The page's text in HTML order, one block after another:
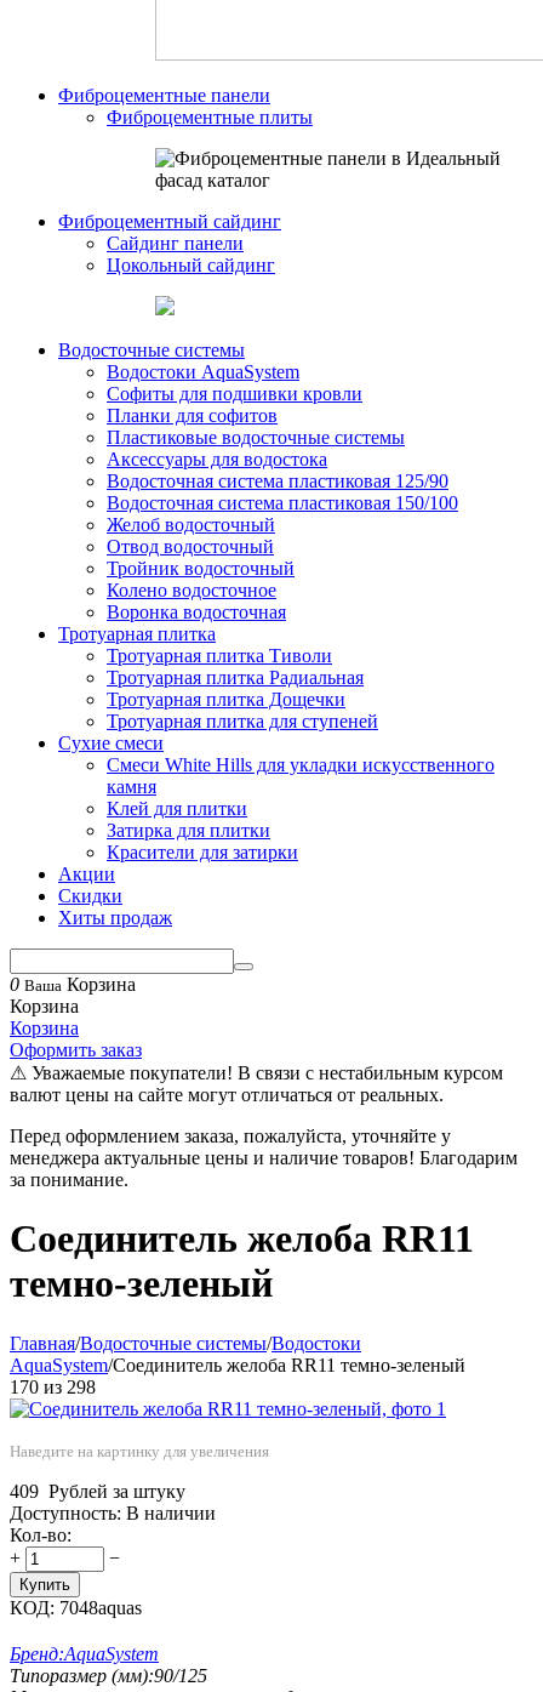
Фиброцементные панели
Фиброцементные плиты
Фиброцементный сайдинг
Сайдинг панели
Цокольный сайдинг
Водосточные системы
Водостоки AquaSystem
Софиты для подшивки кровли
Планки для софитов
Пластиковые водосточные системы
Аксессуары для водостока
Водосточная система пластиковая 125/90
Водосточная система пластиковая 150/100
Желоб водосточный
Отвод водосточный
Тройник водосточный
Колено водосточное
Воронка водосточная
Тротуарная плитка
Тротуарная плитка Тиволи
Тротуарная плитка Радиальная
Тротуарная плитка Дощечки
Тротуарная плитка для ступеней
Сухие смеси
Смеси White Hills для укладки искусственного
камня
Клей для плитки
Затирка для плитки
Красители для затирки
Акции
Скидки
Хиты продаж
0 Ваша Корзина
Корзина
Корзина
Оформить заказ
⚠ Уважаемые покупатели! В связи с нестабильным курсом
валют цены на сайте могут отличаться от реальных.
Перед оформлением заказа, пожалуйста, уточняйте у
менеджера актуальные цены и наличие товаров! Благодарим
за понимание.
Соединитель желоба RR11
темно-зеленый
Главная/Водосточные системы/Водостоки
AquaSystem/Соединитель желоба RR11 темно-зеленый
170 из 298
Наведите на картинку для увеличения
409 Рублей за штуку
Доступность: В наличии
Кол-во:
+
−
Купить
КОД: 7048aquas
Бренд:AquaSystem
Типоразмер (мм):90/125